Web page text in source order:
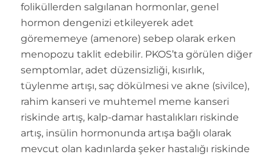
foliküllerden salgılanan hormonlar, genel
hormon dengenizi etkileyerek adet
görememeye (amenore) sebep olarak erken
menopozu taklit edebilir. PKOS’ta görülen diğer
semptomlar, adet düzensizliği, kısırlık,
tüylenme artışı, saç dökülmesi ve akne (sivilce),
rahim kanseri ve muhtemel meme kanseri
riskinde artış, kalp-damar hastalıkları riskinde
artış, insülin hormonunda artışa bağlı olarak
mevcut olan kadınlarda şeker hastalığı riskinde